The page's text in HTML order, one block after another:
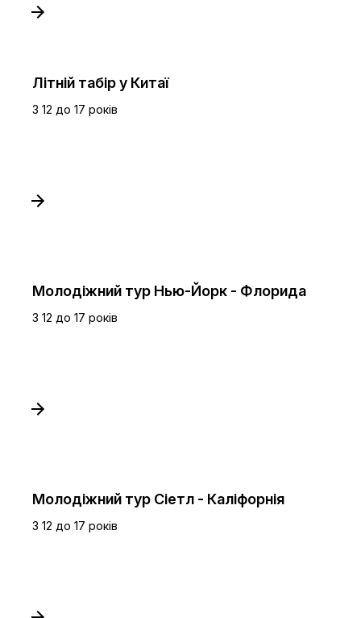
Літній табір у Китаї
З 12 до 17 років
Молодіжний тур Нью-Йорк - Флорида
З 12 до 17 років
Молодіжний тур Сіетл - Каліфорнія
З 12 до 17 років